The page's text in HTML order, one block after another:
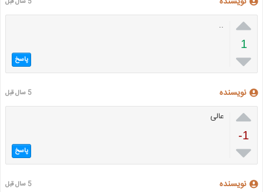

1

..
پاسخ
نویسنده 5 سال قبل

-1

عالی
پاسخ
نویسنده 5 سال قبل